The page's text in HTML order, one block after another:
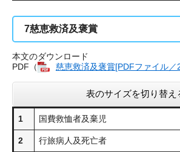
7慈恵救済及褒賞
本文のダウンロード
PDF（
慈恵救済及褒賞[PDFファイル／
表のサイズを切り替え
1 国費救恤者及棄児
2 行旅病人及死亡者